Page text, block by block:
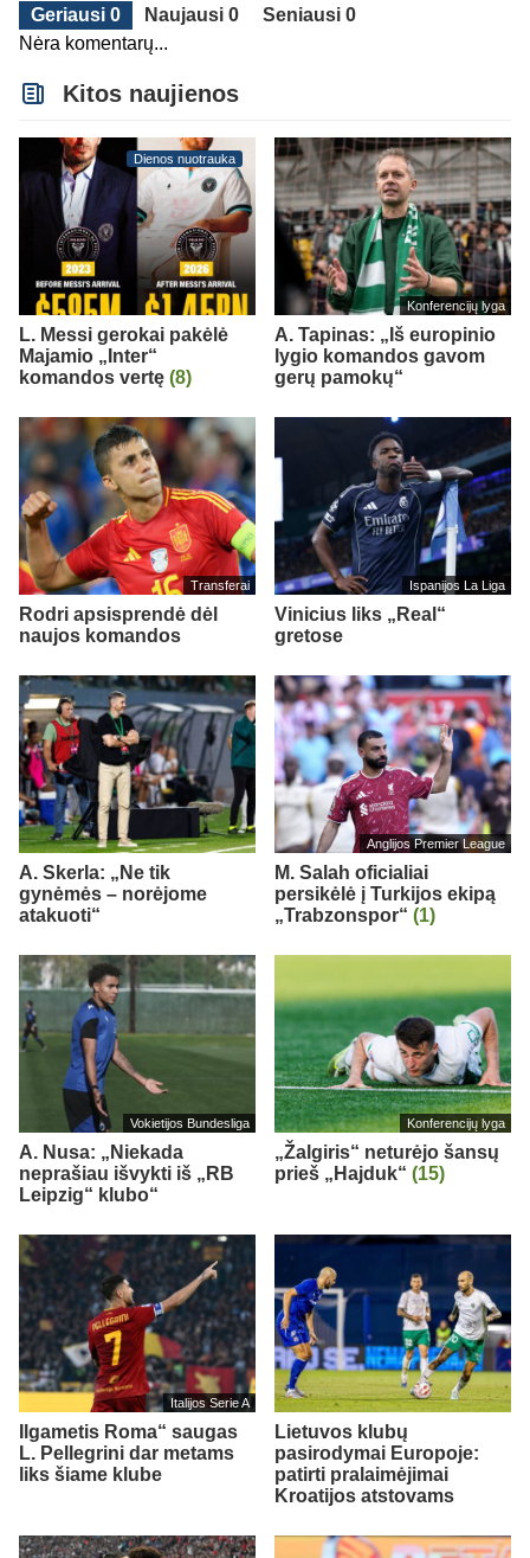
Geriausi 0 Naujausi 0
Seniausi 0
Nėra komentarų...
Kitos naujienos
Dienos nuotrauka
L. Messi gerokai pakėlė
Majamio „Inter“
komandos vertę (8)
Konferencijų lyga
A. Tapinas: „Iš europinio
lygio komandos gavom
gerų pamokų“
Transferai
Rodri apsisprendė dėl
naujos komandos
Ispanijos La Liga
Vinicius liks „Real“
gretose
A. Skerla: „Ne tik
gynėmės – norėjome
atakuoti“
Anglijos Premier League
M. Salah oficialiai
persikėlė į Turkijos ekipą
„Trabzonspor“ (1)
Vokietijos Bundesliga
A. Nusa: „Niekada
neprašiau išvykti iš „RB
Leipzig“ klubo“
Konferencijų lyga
„Žalgiris“ neturėjo šansų
prieš „Hajduk“ (15)
Italijos Serie A
Ilgametis Roma“ saugas
L. Pellegrini dar metams
liks šiame klube
Lietuvos klubų
pasirodymai Europoje:
patirti pralaimėjimai
Kroatijos atstovams